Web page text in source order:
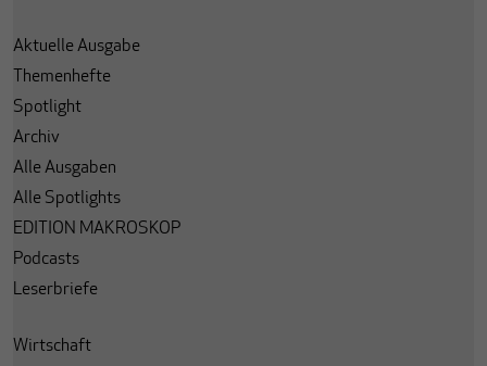
Aktuelle Ausgabe
Themenhefte
Spotlight
Archiv
Alle Ausgaben
Alle Spotlights
EDITION MAKROSKOP
Podcasts
Leserbriefe
Wirtschaft